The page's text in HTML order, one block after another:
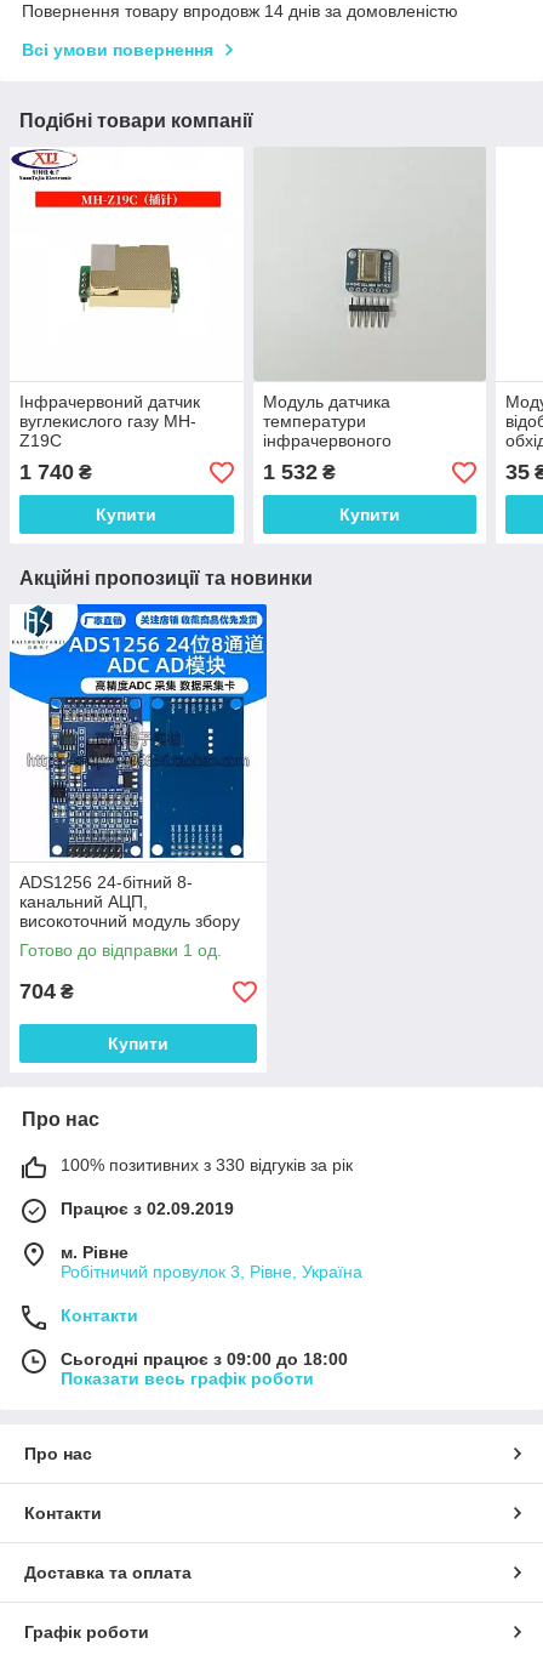
Повернення товару впродовж 14 днів за домовленістю
Всі умови повернення
Подібні товари компанії
Інфрачервоний датчик
вуглекислого газу MH-
Z19C
1 740 ₴
Купити
Модуль датчика
температури
інфрачервоного
AMG8833
1 532₴
Купити
35
Акційні пропозиції та новинки
ADS1256 24-бітний 8-
канальний АЦП,
високоточний модуль збору
даних
Готово до відправки 1 од.
704 ₴
Купити
Про нас
100% позитивних з 330 відгуків за рік
Працює з 02.09.2019
м. Рівне
Робітничий провулок 3, Рівне, Україна
Контакти
Сьогодні працює з 09:00 до 18:00
Показати весь графік роботи
Про нас
Контакти
Доставка та оплата
Графік роботи